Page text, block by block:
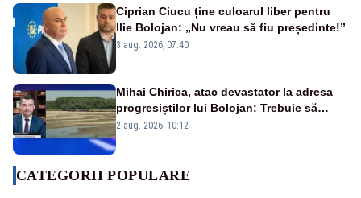
Ciprian Ciucu ține culoarul liber pentru
Ilie Bolojan: „Nu vreau să fiu președinte!”
3 aug. 2026, 07:40
Mihai Chirica, atac devastator la adresa
progresiștilor lui Bolojan: Trebuie să
protejăm și natura, dar nu șținem omaneii
2 aug. 2026, 10:12
CATEGORII POPULARE